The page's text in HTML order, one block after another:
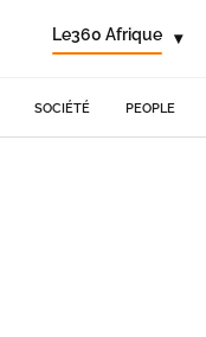
Le360 Afrique ▾
SOCIÉTÉ PEOPLE